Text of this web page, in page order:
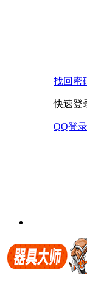
找回密
快速登
QQ登录